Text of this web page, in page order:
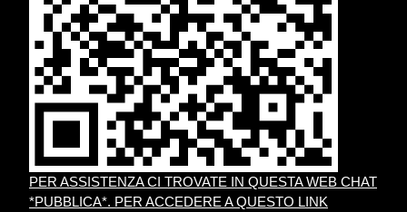
PER ASSISTENZA CI TROVATE IN QUESTA WEB CHAT
*PUBBLICA*. PER ACCEDERE A QUESTO LINK